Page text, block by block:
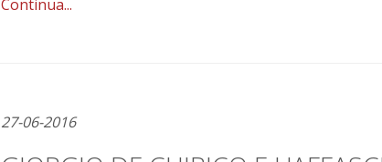
Continua...
27-06-2016